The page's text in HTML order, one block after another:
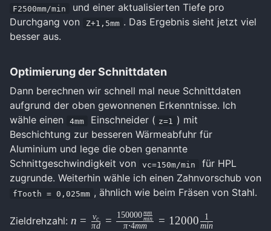
F2500mm/min
und einer aktualisierten Tiefe pro
Durchgang von
Z+1,5mm . Das Ergebnis sieht jetzt viel
besser aus.
Optimierung der Schnittdaten
Dann berechnen wir schnell mal neue Schnittdaten
aufgrund der oben gewonnenen Erkenntnisse. Ich
wähle einen
4mm Einschneider ( z=1
) mit
Beschichtung zur besseren Wärmeabfuhr für
Aluminium und lege die oben genannte
Schnittgeschwindigkeit von
vc=150m/min
für HPL
zugrunde. Weiterhin wähle ich einen Zahnvorschub von
fTooth = 0,025mm , ähnlich wie beim Fräsen von Stahl.
Zieldrehzahl: n=\frac{v_c}{\pi
n = πd
vc = π⋅4mm
150000 min
mm
= 12000 min
1